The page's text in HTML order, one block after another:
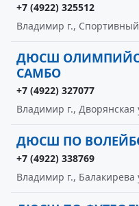
+7 (4922) 325512
Владимир г.,
ДЮСШ
САМБО
+7 (4922) 327077
Владимир г., Дворянская
ДЮСШ ПО
+7 (4922) 338769
Владимир г., Балакирева